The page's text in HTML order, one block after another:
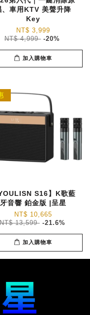
、車用KTV 美聲升降
Key
NT$ 3,999
NT$ 4,999 -20%
加入購物車
YOULISN S16】K歌藍
牙音響 鉑金版 |呈星
NT$ 10,665
13,599 -21.6%
加入購物車